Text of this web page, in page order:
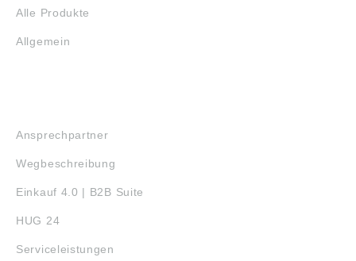
Alle Produkte
Allgemein
Ansprechpartner
Wegbeschreibung
Einkauf 4.0 | B2B Suite
HUG 24
Serviceleistungen